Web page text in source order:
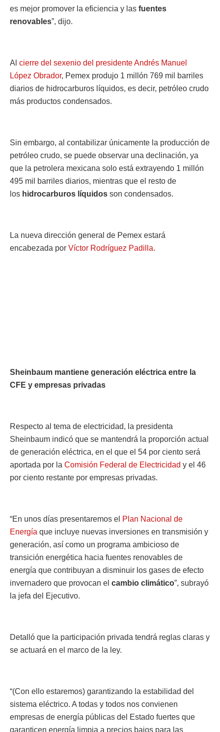
es mejor promover la eficiencia y las fuentes
renovables”, dijo.
Al cierre del sexenio del presidente Andrés Manuel
López Obrador, Pemex produjo 1 millón 769 mil barriles
diarios de hidrocarburos líquidos, es decir, petróleo crudo
más productos condensados.
Sin embargo, al contabilizar únicamente la producción de
petróleo crudo, se puede observar una declinación, ya
que la petrolera mexicana solo está extrayendo 1 millón
495 mil barriles diarios, mientras que el resto de
los hidrocarburos líquidos son condensados.
La nueva dirección general de Pemex estará
encabezada por Víctor Rodríguez Padilla.
Sheinbaum mantiene generación eléctrica entre la
CFE y empresas privadas
Respecto al tema de electricidad, la presidenta
Sheinbaum indicó que se mantendrá la proporción actual
de generación eléctrica, en el que el 54 por ciento será
aportada por la Comisión Federal de Electricidad y el 46
por ciento restante por empresas privadas.
“En unos días presentaremos el Plan Nacional de
Energía que incluye nuevas inversiones en transmisión y
generación, así como un programa ambicioso de
transición energética hacia fuentes renovables de
energía que contribuyan a disminuir los gases de efecto
invernadero que provocan el cambio climático”, subrayó
la jefa del Ejecutivo.
Detalló que la participación privada tendrá reglas claras y
se actuará en el marco de la ley.
“(Con ello estaremos) garantizando la estabilidad del
sistema eléctrico. A todas y todos nos convienen
empresas de energía públicas del Estado fuertes que
garanticen energía limpia a precios bajos para las